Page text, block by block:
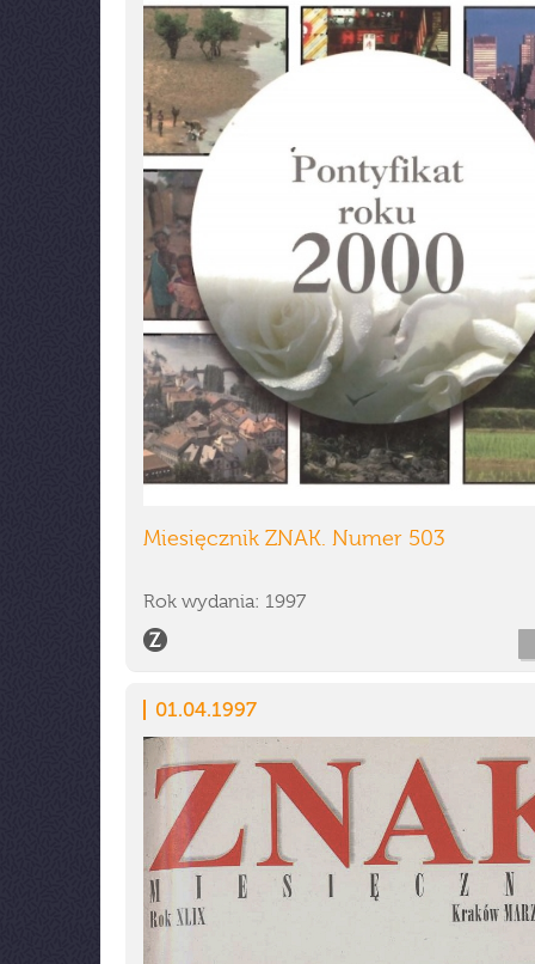
Miesięcznik ZNAK. Numer 503
Rok wydania: 1997
01.04.1997